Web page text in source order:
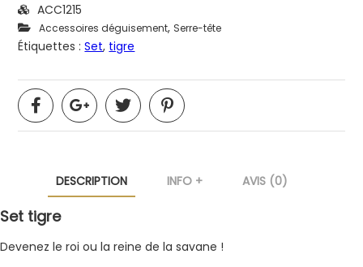
ACC1215
Accessoires déguisement, Serre-tête
Étiquettes :Set, tigre
DESCRIPTION INFO + AVIS (0)
Set tigre
Devenez le roi ou la reine de la savane !